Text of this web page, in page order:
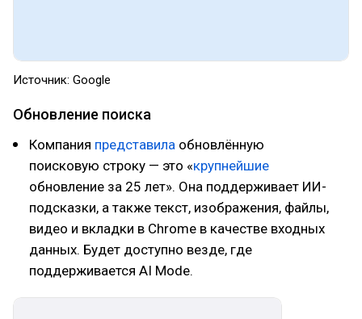
Источник: Google
Обновление поиска
Компания представила обновлённую
поисковую строку — это «крупнейшие
обновление за 25 лет». Она поддерживает ИИ-
подсказки, а также текст, изображения, файлы,
видео и вкладки в Chrome в качестве входных
данных. Будет доступно везде, где
поддерживается AI Mode.